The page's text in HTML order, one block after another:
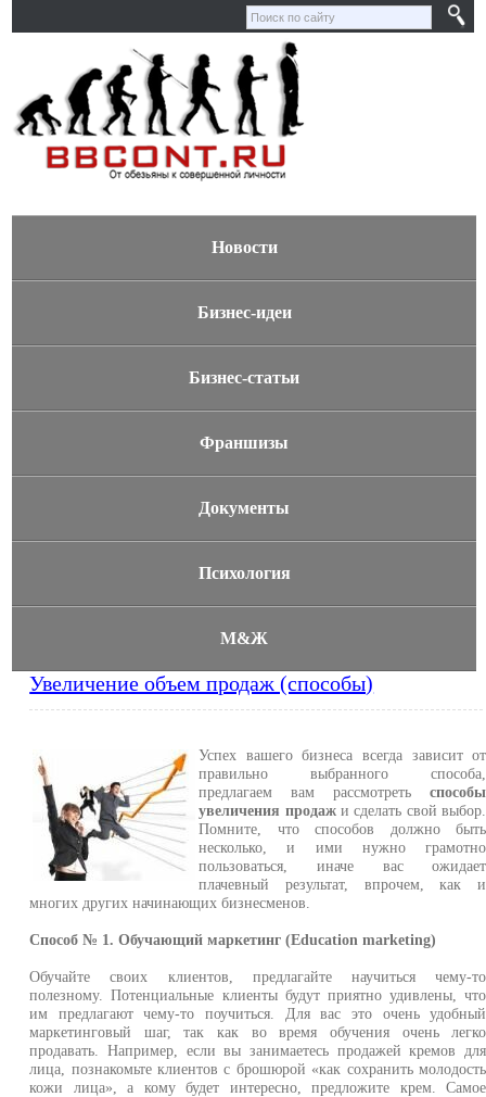
Новости
Бизнес-идеи
Бизнес-статьи
Франшизы
Документы
Психология
М&Ж
Увеличение объем продаж (способы)
Успех вашего бизнеса всегда зависит от
правильно выбранного способа,
предлагаем вам рассмотретьспособы
увеличения продажи сделать свой выбор.
Помните, что способов должно быть
несколько, и ими нужно грамотно
пользоваться, иначе вас ожидает
плачевный результат, впрочем, как и
многих других начинающих бизнесменов.
Способ № 1. Обучающий маркетинг (Education marketing)
Обучайте своих клиентов, предлагайте научиться чему-то
полезному. Потенциальные клиенты будут приятно удивлены, что
им предлагают чему-то поучиться. Для вас это очень удобный
маркетинговый шаг, так как во время обучения очень легко
продавать. Например, если вы занимаетесь продажей кремов для
лица, познакомьте клиентов с брошюрой «как сохранить молодость
кожи лица», а кому будет интересно, предложите крем. Самое